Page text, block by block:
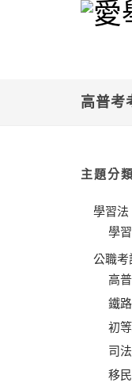
高普考
主題分類
學習法
學
公職考
高
鐵
初
司
移